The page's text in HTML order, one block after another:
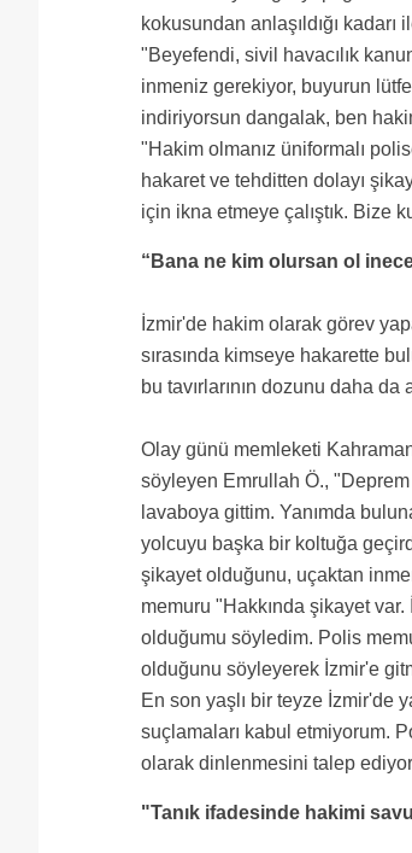
kokusundan anlaşıldığı
"Beyefendi, sivil havacılık
inmeniz gerekiyor, buyurun
indiriyorsun dangalak, ben
"Hakim olmanız üniformalı
hakaret ve tehditten dolayı
için ikna etmeye çalıştık. Bize
“Bana ne kim olursan ol
İzmir'de hakim olarak görev
sırasında kimseye hakarette
bu tavırlarının dozunu daha da
Olay günü memleketi
söyleyen Emrullah Ö.,
lavaboya gittim. Yanımda
yolcuyu başka bir koltuğa
şikayet olduğunu, uçaktan
memuru "Hakkında şikayet
olduğumu söyledim. Polis
olduğunu söyleyerek İzmir'e
En son yaşlı bir teyze İzmir'de
suçlamaları kabul etmiyorum.
olarak dinlenmesini talep
"Tanık ifadesinde hakimi